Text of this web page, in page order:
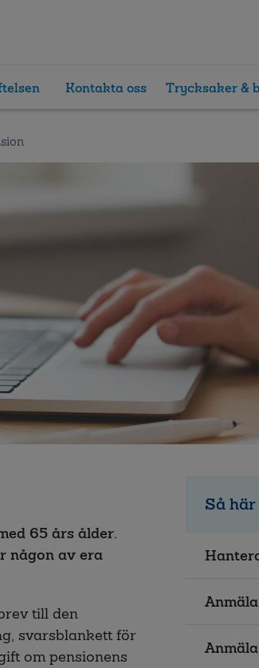
Kontakta oss Trycksaker &
65 års ålder.
någon av era
till den
svarsblankett för
om pensionens
Så